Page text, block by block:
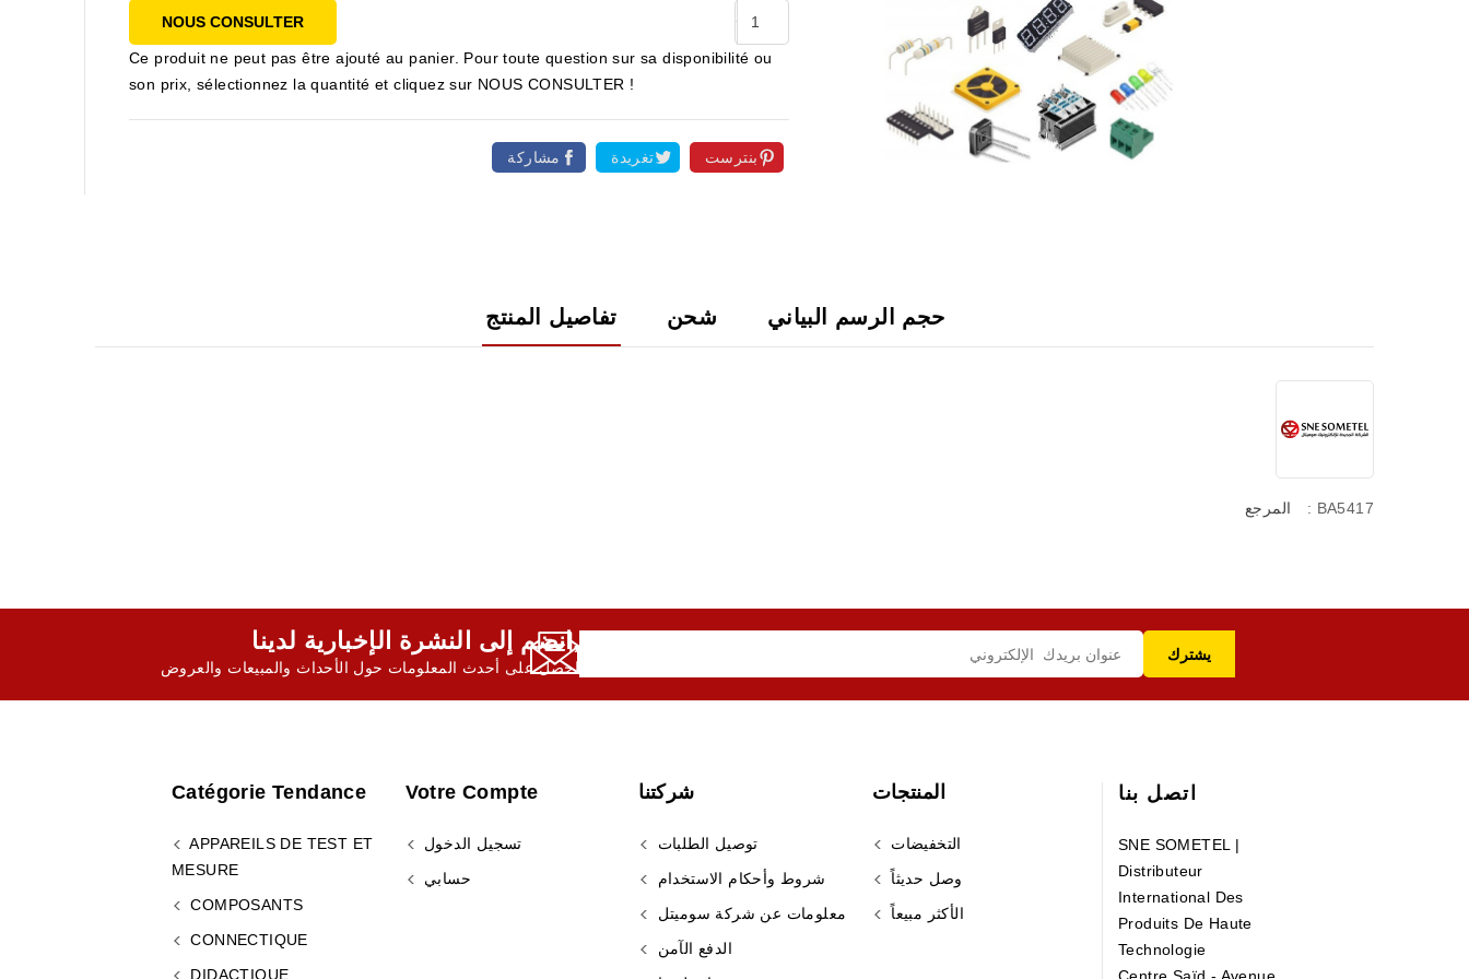
NOUS CONSULTER
Ce produit ne peut pas être ajouté au panier. Pour toute question sur sa disponibilité ou
son prix, sélectionnez la quantité et cliquez sur NOUS CONSULTER !
مشاركة تغريدة بنترست
تفاصيل المنتج شحن حجم الرسم البياني
المرجع : BA5417
انضم إلى النشرة الإخبارية لدينا,
احصل على أحدث المعلومات حول الأحداث والمبيعات والعروض
اتصل بنا
SNE SOMETEL |
Distributeur
International Des
Produits De Haute
Technologie
المنتجات
التخفيضات
وصل حديثاً
الأكثر مبيعاً
شركتنا
توصيل الطلبات
شروط وأحكام الاستخدام
معلومات عن شركة سوميتل
الدفع الآمن
Votre Compte
تسجيل الدخول
حسابي
Catégorie Tendance
APPAREILS DE TEST ET
MESURE
COMPOSANTS
CONNECTIQUE
DIDACTIQUE